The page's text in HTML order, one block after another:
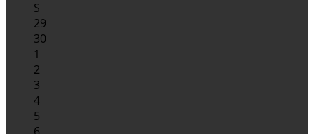
S
29
30
1
2
3
4
5